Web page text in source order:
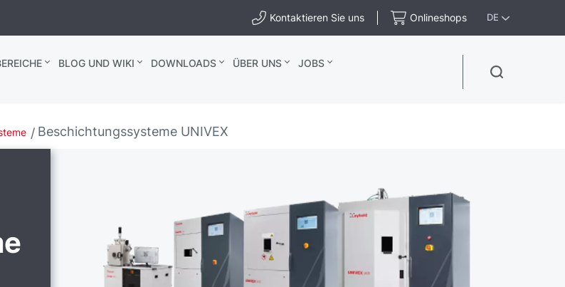
Kontaktieren Sie uns Onlineshops DE
BLOG UND WIKI DOWNLOADS ÜBER UNS
JOBS
Beschichtungssysteme UNIVEX